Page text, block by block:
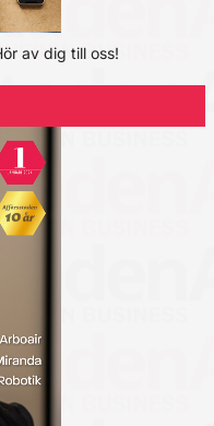
av dig till oss!